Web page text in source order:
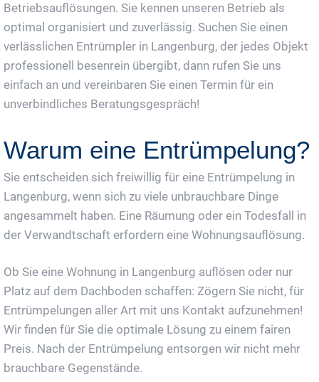
Betriebsauflösungen. Sie kennen unseren Betrieb als
optimal organisiert und zuverlässig. Suchen Sie einen
verlässlichen Entrümpler in Langenburg, der jedes Objekt
professionell besenrein übergibt, dann rufen Sie uns
einfach an und vereinbaren Sie einen Termin für ein
unverbindliches Beratungsgespräch!
Warum eine Entrümpelung?
Sie entscheiden sich freiwillig für eine Entrümpelung in
Langenburg, wenn sich zu viele unbrauchbare Dinge
angesammelt haben. Eine Räumung oder ein Todesfall in
der Verwandtschaft erfordern eine Wohnungsauflösung.
Ob Sie eine Wohnung in Langenburg auflösen oder nur
Platz auf dem Dachboden schaffen: Zögern Sie nicht, für
Entrümpelungen aller Art mit uns Kontakt aufzunehmen!
Wir finden für Sie die optimale Lösung zu einem fairen
Preis. Nach der Entrümpelung entsorgen wir nicht mehr
brauchbare Gegenstände.